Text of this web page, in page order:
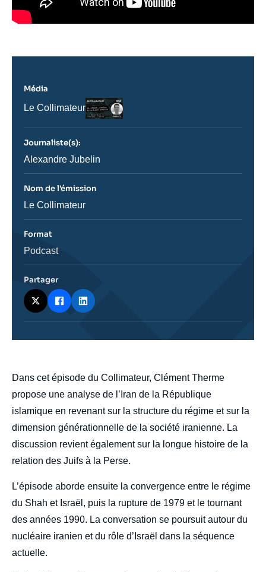
body
Dans cet épisode du Collimateur, Clément Therme
propose une analyse de l’Iran de la République
islamique en revenant sur la structure du régime et sur la
dimension générationnelle de la société iranienne. La
discussion revient également sur la longue histoire de la
relation des Juifs à la Perse.
L’épisode aborde ensuite la convergence entre le régime
du Shah et Israël, puis la rupture de 1979 et le tournant
des années 1990. La conversation se poursuit autour du
nucléaire iranien et du rôle d’Israël dans la séquence
actuelle.
Média
Nom
journal,
ou
émission
Le Collimateur
Logo
Journaliste(s):
Journaliste
Alexandre Jubelin
Nom de l'émission
Nom
Le Collimateur
Format
Catégorie
Podcast
Partager